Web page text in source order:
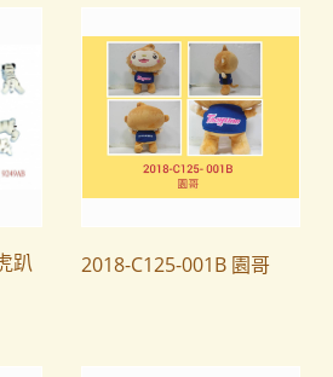
趴
2018-C125-001B 園哥